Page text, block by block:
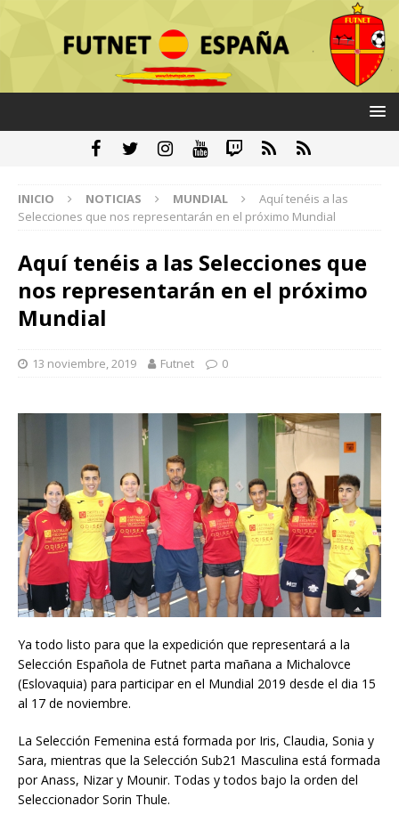
INICIO NOTICIAS MUNDIAL
Aquí tenéis a las
Selecciones que nos representarán en el próximo Mundial
Aquí tenéis a las Selecciones que
nos representarán en el próximo
Mundial
13 noviembre, 2019 Futnet 0
Ya todo listo para que la expedición que representará a la
Selección Española de Futnet parta mañana a Michalovce
(Eslovaquia) para participar en el Mundial 2019 desde el dia 15
al 17 de noviembre.
La Selección Femenina está formada por Iris, Claudia, Sonia y
Sara, mientras que la Selección Sub21 Masculina está formada
por Anass, Nizar y Mounir. Todas y todos bajo la orden del
Seleccionador Sorin Thule.